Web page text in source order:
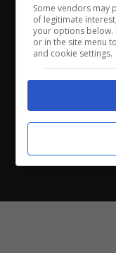
e
Testata
Roma
Copyright
Le attività
Some vendors may
of legitimate
your options below.
or in the site menu
and cookie settings.